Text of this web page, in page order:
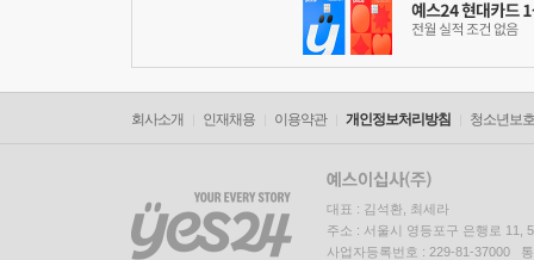
회사소개 인재채용 이용약관 개인정보처리방침 청소년보
대표 : 김석환, 최세라
주소 : 서울시 영등포구 은행로 11,
사업자등록번호 : 229-81-37000